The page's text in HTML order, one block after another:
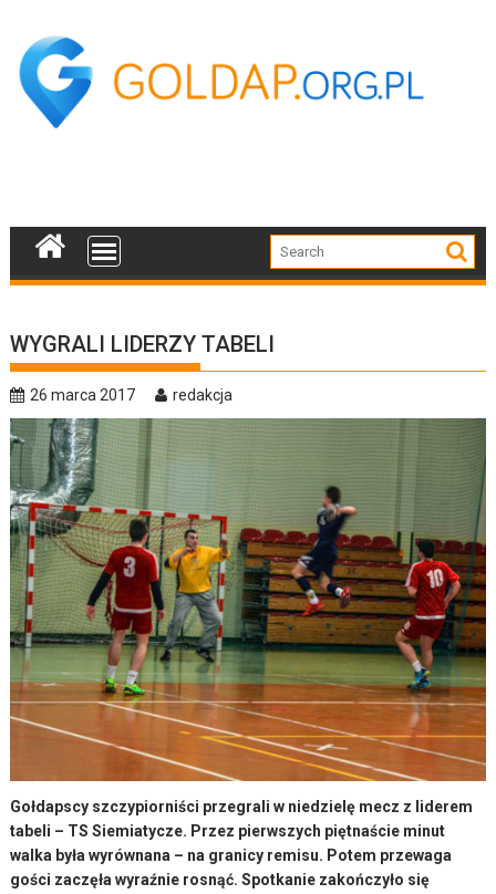
content
WYGRALI LIDERZY TABELI
26 marca 2017 redakcja
Gołdapscy szczypiorniści przegrali w niedzielę mecz z liderem
tabeli – TS Siemiatycze. Przez pierwszych piętnaście minut
walka była wyrównana – na granicy remisu. Potem przewaga
gości zaczęła wyraźnie rosnąć. Spotkanie zakończyło się